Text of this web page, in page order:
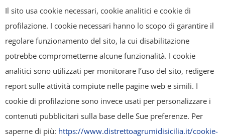
grafica ed il layout) sono di proprietà del "Distretto Produttivo Agrumi di
Sicilia" e tutelati dal diritto d’autore. È pertanto vietato copiarli,
pubblicarli, riscriverli, commercializzarli, distribuirli, anche soltanto in
parte. Tutti i documenti presenti su questo sito, disponibili gratuitamente
per il download, sono da intendere esclusivamente per uso personale.
Il sito usa cookie necessari, cookie analitici e cookie di
profilazione. I cookie necessari hanno lo scopo di garantire il
regolare funzionamento del sito, la cui disabilitazione
potrebbe comprometterne alcune funzionalità. I cookie
analitici sono utilizzati per monitorare l’uso del sito, redigere
report sulle attività compiute nelle pagine web e simili. I
cookie di profilazione sono invece usati per personalizzare i
contenuti pubblicitari sulla base delle Sue preferenze. Per
saperne di più: https://www.distrettoagrumidisicilia.it/cookie-